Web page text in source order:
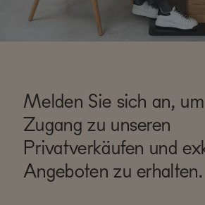
Melden Sie sich an,
Zugang zu unseren
Privatverkäufen und
Angeboten zu erhalten.